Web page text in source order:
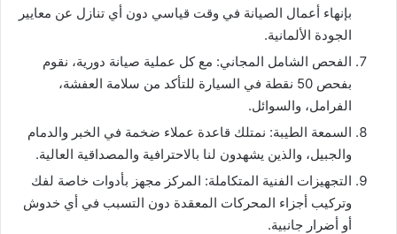
بإنهاء أعمال الصيانة في وقت قياسي دون أي تنازل عن معايير
الجودة الألمانية.
​الفحص الشامل المجاني: مع كل عملية صيانة دورية، نقوم
بفحص 50 نقطة في السيارة للتأكد من سلامة العفشة،
الفرامل، والسوائل.
​السمعة الطيبة: نمتلك قاعدة عملاء ضخمة في الخبر والدمام
والجبيل، والذين يشهدون لنا بالاحترافية والمصداقية العالية.
​التجهيزات الفنية المتكاملة: المركز مجهز بأدوات خاصة لفك
وتركيب أجزاء المحركات المعقدة دون التسبب في أي خدوش
أو أضرار جانبية.